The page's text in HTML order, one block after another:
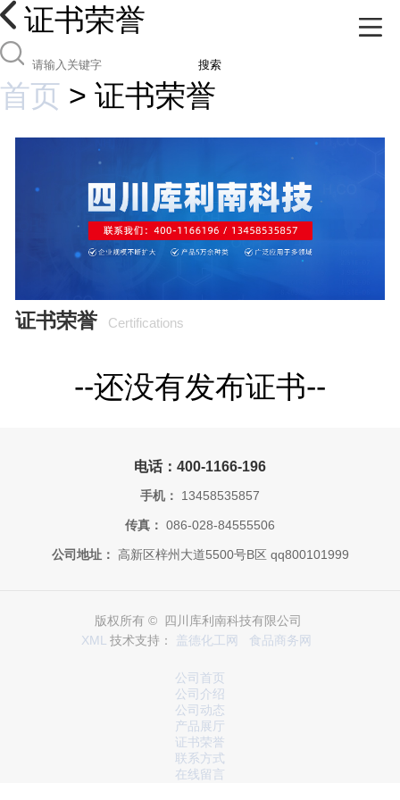
证书荣誉
搜索
首页 > 证书荣誉
证书荣誉 Certifications
--还没有发布证书--
电话：400-1166-196
手机： 13458535857
传真： 086-028-84555506
公司地址： 高新区梓州大道5500号B区 qq800101999
版权所有 © 四川库利南科技有限公司
XML 技术支持： 盖德化工网 食品商务网
公司首页
公司介绍
公司动态
产品展厅
证书荣誉
联系方式
在线留言